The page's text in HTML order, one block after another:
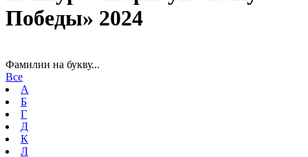
Победы» 2024
Фамилии на букву...
Все
А
Б
Г
Д
К
Л